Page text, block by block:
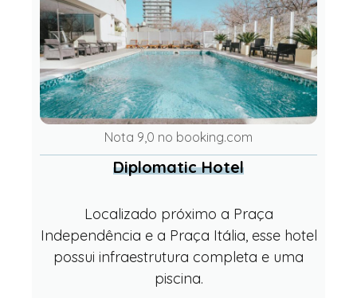
Nota 9,0 no booking.com
Diplomatic Hotel
Localizado próximo a Praça
Independência e a Praça Itália, esse hotel
possui infraestrutura completa e uma
piscina.